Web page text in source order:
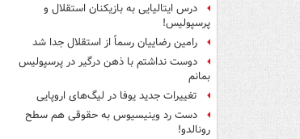
درس ایتالیایی‌ به بازیکنان استقلال و
پرسپولیس!
رامین رضاییان رسماً از استقلال جدا شد
دوست نداشتم با ذهن درگیر در پرسپولیس
بمانم
تغییرات جدید یوفا در لیگ‌های اروپایی
دست رد وینیسیوس به حقوقی هم سطح
رونالدو!